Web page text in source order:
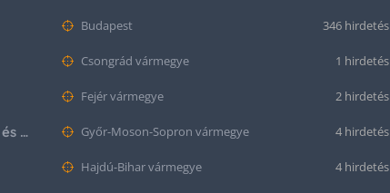
Keskenyített bőr óraszíj – 20mm és 22mm méretben
Budapest 346 hirdetés
Csongrád vármegye 1 hirdetés
Fejér vármegye 2 hirdetés
Győr-Moson-Sopron vármegye 4 hirdetés
Hajdú-Bihar vármegye 4 hirdetés